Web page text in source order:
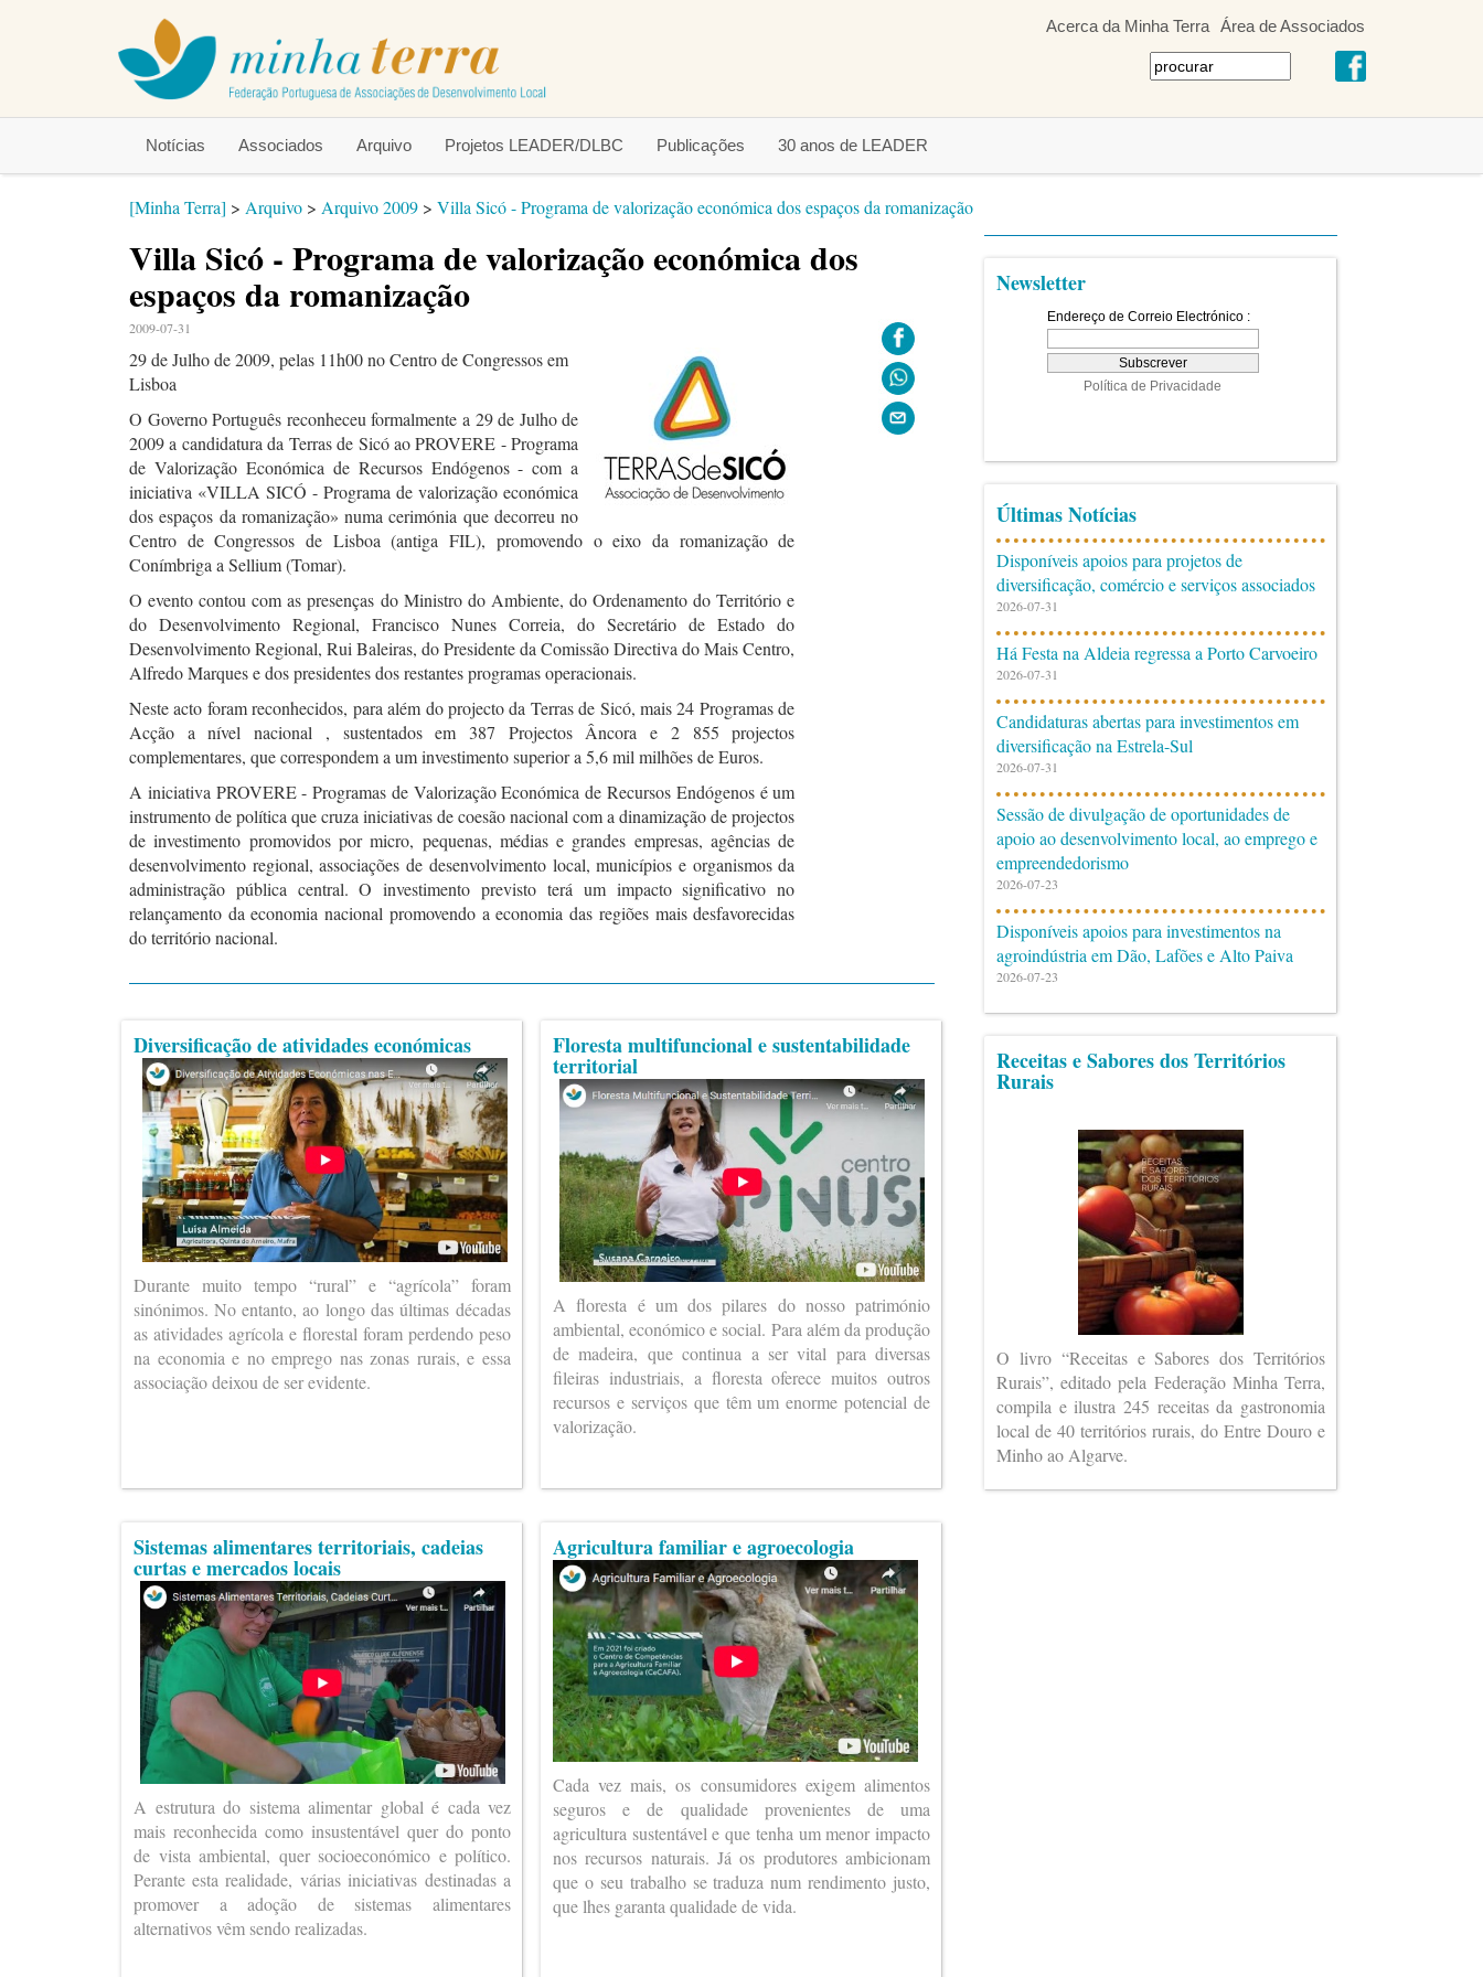
Acerca da Minha Terra Área de Associados
Notícias Associados Arquivo Projetos LEADER/DLBC Publicações 30 anos de LEADER
[Minha Terra] > Arquivo > Arquivo 2009 > Villa Sicó - Programa de valorização económica dos espaços da romanização
Villa Sicó - Programa de valorização económica dos
espaços da romanização
2009-07-31
29 de Julho de 2009, pelas 11h00 no Centro de Congressos em
Lisboa
O Governo Português reconheceu formalmente a 29 de Julho de
2009 a candidatura da Terras de Sicó ao PROVERE - Programa
de Valorização Económica de Recursos Endógenos - com a
iniciativa «VILLA SICÓ - Programa de valorização económica
dos espaços da romanização» numa cerimónia que decorreu no
Centro de Congressos de Lisboa (antiga FIL), promovendo o eixo da romanização de
Conímbriga a Sellium (Tomar).
O evento contou com as presenças do Ministro do Ambiente, do Ordenamento do Território e
do Desenvolvimento Regional, Francisco Nunes Correia, do Secretário de Estado do
Desenvolvimento Regional, Rui Baleiras, do Presidente da Comissão Directiva do Mais Centro,
Alfredo Marques e dos presidentes dos restantes programas operacionais.
Neste acto foram reconhecidos, para além do projecto da Terras de Sicó, mais 24 Programas de
Acção a nível nacional , sustentados em 387 Projectos Âncora e 2 855 projectos
complementares, que correspondem a um investimento superior a 5,6 mil milhões de Euros.
A iniciativa PROVERE - Programas de Valorização Económica de Recursos Endógenos é um
instrumento de política que cruza iniciativas de coesão nacional com a dinamização de projectos
de investimento promovidos por micro, pequenas, médias e grandes empresas, agências de
desenvolvimento regional, associações de desenvolvimento local, municípios e organismos da
administração pública central. O investimento previsto terá um impacto significativo no
relançamento da economia nacional promovendo a economia das regiões mais desfavorecidas
do território nacional.
Diversificação de atividades económicas
Durante muito tempo “rural” e “agrícola” foram
sinónimos. No entanto, ao longo das últimas décadas
as atividades agrícola e florestal foram perdendo peso
na economia e no emprego nas zonas rurais, e essa
associação deixou de ser evidente.
Sistemas alimentares territoriais, cadeias
curtas e mercados locais
A estrutura do sistema alimentar global é cada vez
mais reconhecida como insustentável quer do ponto
de vista ambiental, quer socioeconómico e político.
Perante esta realidade, várias iniciativas destinadas a
promover a adoção de sistemas alimentares
alternativos vêm sendo realizadas.
Floresta multifuncional e sustentabilidade
territorial
A floresta é um dos pilares do nosso património
ambiental, económico e social. Para além da produção
de madeira, que continua a ser vital para diversas
fileiras industriais, a floresta oferece muitos outros
recursos e serviços que têm um enorme potencial de
valorização.
Agricultura familiar e agroecologia
Cada vez mais, os consumidores exigem alimentos
seguros e de qualidade provenientes de uma
agricultura sustentável e que tenha um menor impacto
nos recursos naturais. Já os produtores ambicionam
que o seu trabalho se traduza num rendimento justo,
que lhes garanta qualidade de vida.
Newsletter
Últimas Notícias
Disponíveis apoios para projetos de
diversificação, comércio e serviços associados
2026-07-31
Há Festa na Aldeia regressa a Porto Carvoeiro
2026-07-31
Candidaturas abertas para investimentos em
diversificação na Estrela-Sul
2026-07-31
Sessão de divulgação de oportunidades de
apoio ao desenvolvimento local, ao emprego e
empreendedorismo
2026-07-23
Disponíveis apoios para investimentos na
agroindústria em Dão, Lafões e Alto Paiva
2026-07-23
Receitas e Sabores dos Territórios
Rurais
O livro “Receitas e Sabores dos Territórios
Rurais”, editado pela Federação Minha Terra,
compila e ilustra 245 receitas da gastronomia
local de 40 territórios rurais, do Entre Douro e
Minho ao Algarve.